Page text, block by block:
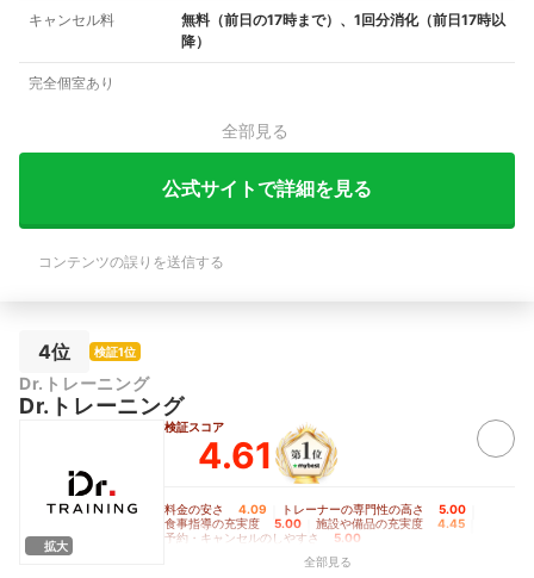
キャンセル料
無料（前日の17時まで）、1回分消化（前日17時以
降）
完全個室あり
全部見る
公式サイトで詳細を見る
コンテンツの誤りを送信する
4位 検証1位
Dr.トレーニング
Dr.トレーニング
拡大
検証スコア
4.61
料金の安さ 4.09 トレーナーの専門性の高さ 5.00
食事指導の充実度 5.00 施設や備品の充実度 4.45
予約・キャンセルのしやすさ
5.00
全部見る